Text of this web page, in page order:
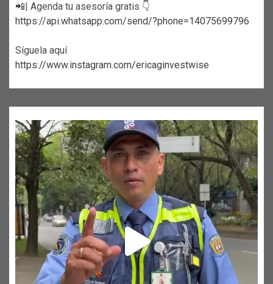
📲| Agenda tu asesoría gratis 👇
https://api.whatsapp.com/send/?phone=14075699796
Síguela aquí
https://www.instagram.com/ericaginvestwise